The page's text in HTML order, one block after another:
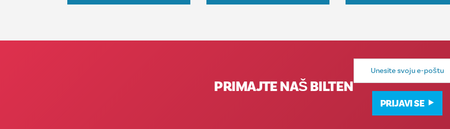
PRIMAJTE NAŠ BILTEN
E-
PRIJAVI SE